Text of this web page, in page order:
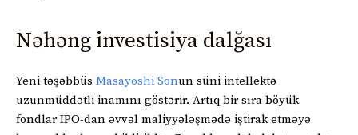
Nəhəng investisiya dalğası
Yeni təşəbbüs Masayoshi Sonun süni intellektə
uzunmüddətli inamını göstərir. Artıq bir sıra böyük
fondlar IPO-dan əvvəl maliyyələşmədə iştirak etməyə